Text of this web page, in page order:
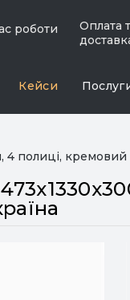
роботи
Оплата
Кейси
полиці, кремовий